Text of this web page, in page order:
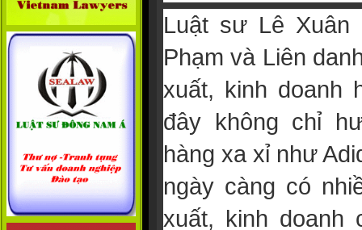
Luật sư Lê Xuân
Phạm và Liên
xuất, kinh doanh
đây không chỉ
hàng xa xỉ như
ngày càng có
xuất, kinh doanh